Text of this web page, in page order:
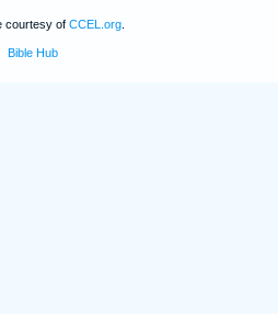
courtesy of CCEL.org
Bible Hub